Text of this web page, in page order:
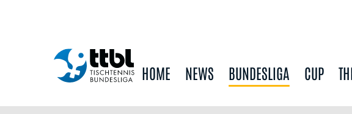
HOME NEWS BUNDESLIGA CUP